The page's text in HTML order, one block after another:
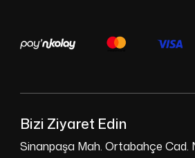
Bizi Ziyaret Edin
Sinanpaşa Mah. Ortabahçe Cad.